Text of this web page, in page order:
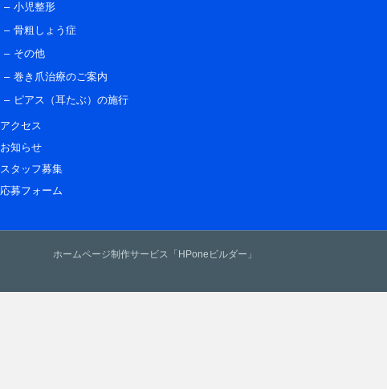
小児整形
骨粗しょう症
その他
巻き爪治療のご案内
ピアス（耳たぶ）の施行
アクセス
お知らせ
スタッフ募集
応募フォーム
ホームページ制作サービス「HPoneビルダー」